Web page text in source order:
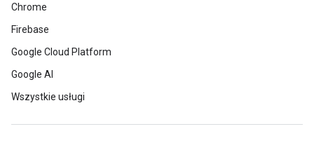
Chrome
Firebase
Google Cloud Platform
Google AI
Wszystkie usługi